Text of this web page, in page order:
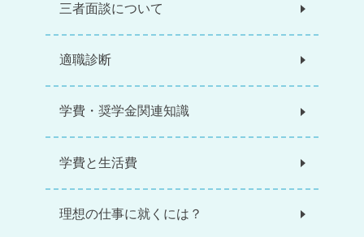
三者面談について
適職診断
学費・奨学金関連知識
学費と生活費
理想の仕事に就くには？